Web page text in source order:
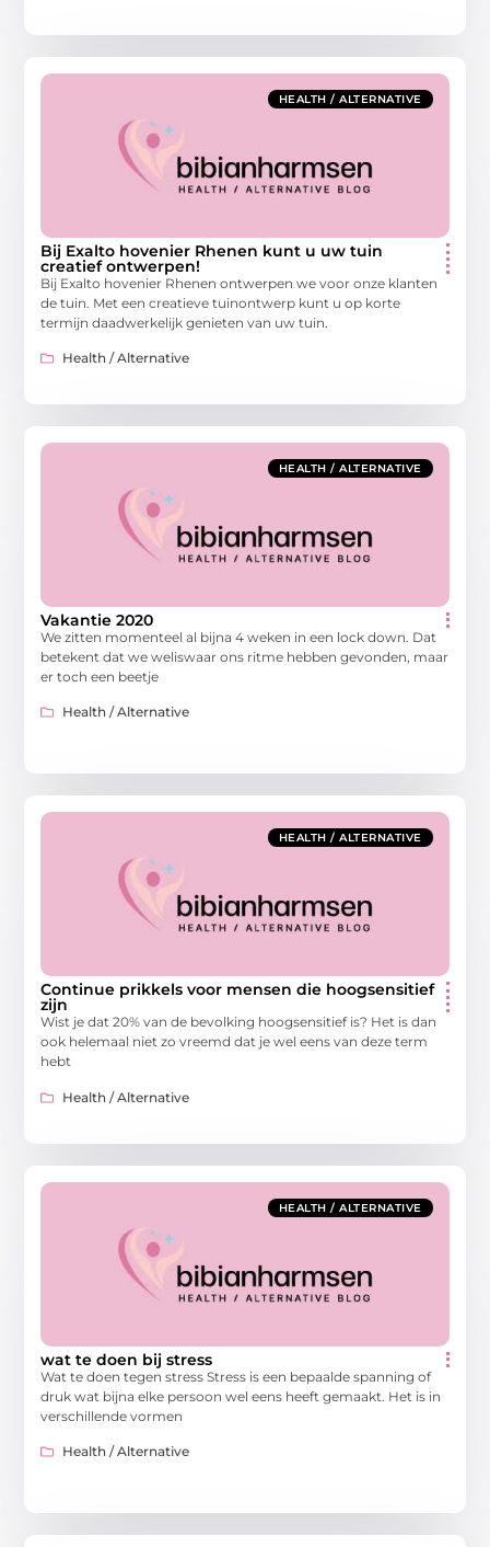
HEALTH / ALTERNATIVE
Bij Exalto hovenier Rhenen kunt u uw tuin
creatief ontwerpen!
Bij Exalto hovenier Rhenen ontwerpen we voor onze klanten
de tuin. Met een creatieve tuinontwerp kunt u op korte
termijn daadwerkelijk genieten van uw tuin.
Health / Alternative
HEALTH / ALTERNATIVE
Vakantie 2020
We zitten momenteel al bijna 4 weken in een lock down. Dat
betekent dat we weliswaar ons ritme hebben gevonden, maar
er toch een beetje
Health / Alternative
HEALTH / ALTERNATIVE
Continue prikkels voor mensen die hoogsensitief
zijn
Wist je dat 20% van de bevolking hoogsensitief is? Het is dan
ook helemaal niet zo vreemd dat je wel eens van deze term
hebt
Health / Alternative
HEALTH / ALTERNATIVE
wat te doen bij stress
Wat te doen tegen stress Stress is een bepaalde spanning of
druk wat bijna elke persoon wel eens heeft gemaakt. Het is in
verschillende vormen
Health / Alternative